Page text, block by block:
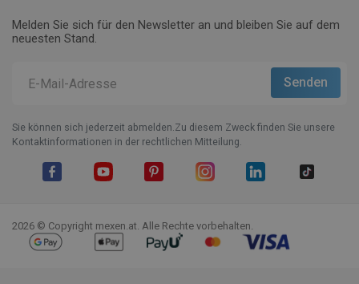
Melden Sie sich für den Newsletter an und bleiben Sie auf dem
neuesten Stand.
Sie können sich jederzeit abmelden.Zu diesem Zweck finden Sie unsere
Kontaktinformationen in der rechtlichen Mitteilung.
2026 © Copyright mexen.at. Alle Rechte vorbehalten.